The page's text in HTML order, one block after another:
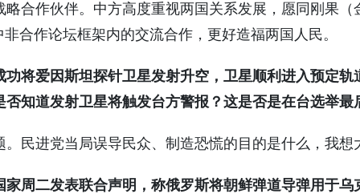
合作伙伴。中方高度重视两国关系发展，愿同刚果
合作论坛框架内的交流合作，更好造福两国人民。
将爱因斯坦探针卫星发射升空，卫星顺利进入预定
知道发射卫星将触发台方警报？这是否是在台选举最
民进党当局误导民众、制造恐慌的目的是什么，我想
家周二发表联合声明，称俄罗斯将朝鲜弹道导弹用于